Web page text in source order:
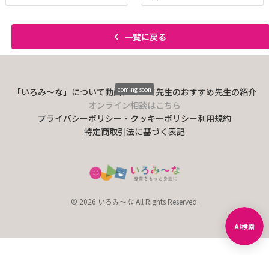
一覧に戻る
「いろみ〜な」について動画について先生のおすすめ先生の紹介
オンライン相談はこちら
coming soon
プライバシーポリシー・クッキーポリシー利用規約
特定商取引法に基づく表記
© 2026 いろみ～な All Rights Reserved.
AI検索